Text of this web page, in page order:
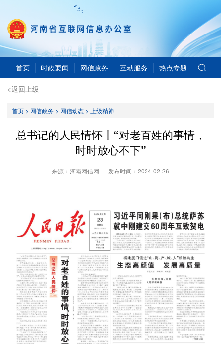
首页 时政要闻 网信政务 互动服务 热点专题
<返回上级
首页> 网信政务> 网信动态> 上级精神
总书记的人民情怀丨“对老百姓的事情，
时时放心不下”
来源：河南网信网 发布时间： 2024-02-26